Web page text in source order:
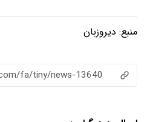
منبع: دیروزبان
fa/tiny/news-13640